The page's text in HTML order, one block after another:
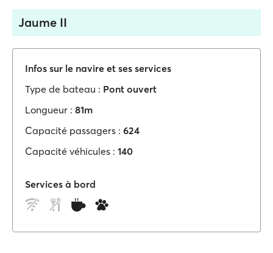
Jaume II
Infos sur le navire et ses services
Type de bateau : Pont ouvert
Longueur : 81m
Capacité passagers : 624
Capacité véhicules : 140
Services à bord